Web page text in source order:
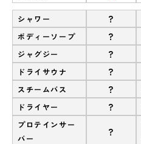
シャワー ?
ボディーソープ ?
ジャグジー ?
ドライサウナ ?
スチームバス ?
ドライヤー ?
プロテインサー
バー
?